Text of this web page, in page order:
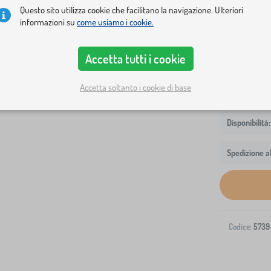
Spedizione
Codice:
Questo sito utilizza cookie che facilitano la navigazione. Ulteriori
informazioni su come usiamo i cookie.
Accetta tutti i cookie
Accetta soltanto i cookie di base